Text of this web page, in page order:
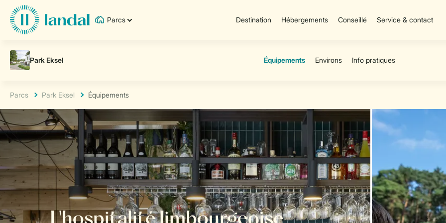
Parcs Destination Hébergements Conseillé Service & contact
Parcs Park Eksel Équipements